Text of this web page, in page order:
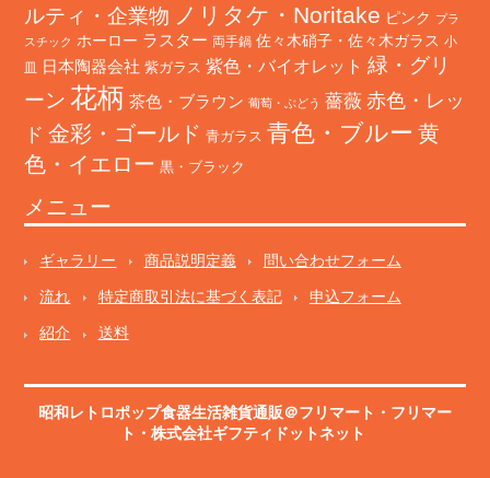
ルティ・企業物 ノリタケ・Noritake ピンク プラ
スチック ホーロー ラスター 両手鍋 佐々木硝子・佐々木ガラス 小
皿
日本陶器会社 紫ガラス 紫色・バイオレット 緑・グリ
ーン 花柄 茶色・ブラウン 葡萄・ぶどう 薔薇 赤色・レッ
ド 金彩・ゴールド 青ガラス 青色・ブルー 黄
色・イエロー 黒・ブラック
メニュー
ギャラリー 商品説明定義 問い合わせフォーム
流れ 特定商取引法に基づく表記 申込フォーム
紹介 送料
昭和レトロポップ食器生活雑貨通販＠フリマート ・ フリマー
ト ・株式会社ギフティドットネット